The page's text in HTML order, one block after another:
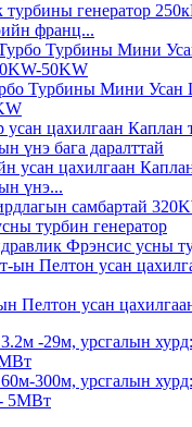
турбины генератор
франц...
Турбины Мини Усан
усан цахилгаан
үнэ...
Фрэнсис усны
Пелтон усан